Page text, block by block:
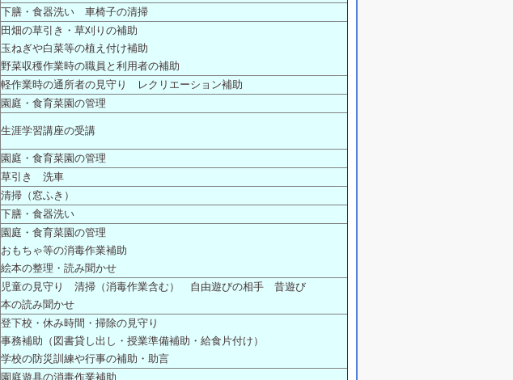
下膳・食器洗い 車椅子の清掃
田畑の草引き・草刈りの補助
玉ねぎや白菜等の植え付け補助
野菜収穫作業時の職員と利用者の補助
軽作業時の通所者の見守り レクリエーション補助
園庭・食育菜園の管理
生涯学習講座の受講
園庭・食育菜園の管理
草引き 洗車
清掃（窓ふき）
下膳・食器洗い
園庭・食育菜園の管理
おもちゃ等の消毒作業補助
絵本の整理・読み聞かせ
児童の見守り 清掃（消毒作業含む） 自由遊びの相手 昔遊び
本の読み聞かせ
登下校・休み時間・掃除の見守り
事務補助（図書貸し出し・授業準備補助・給食片付け）
学校の防災訓練や行事の補助・助言
園庭遊具の消毒作業補助